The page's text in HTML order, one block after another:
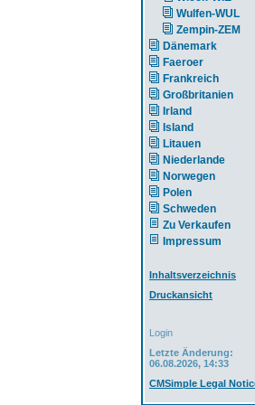
Wulfen-WUL
Zempin-ZEM
Dänemark
Faeroer
Frankreich
Großbritanien
Irland
Island
Litauen
Niederlande
Norwegen
Polen
Schweden
Zu Verkaufen
Impressum
Inhaltsverzeichnis
Druckansicht
Login
Letzte Änderung:
06.08.2026, 14:33
CMSimple Legal